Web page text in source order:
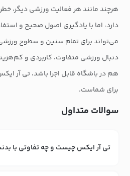
هرچند مانند هر فعالیت ورزشی دیگر،
دارد، اما با یادگیری اصول صحیح و
می‌تواند برای تمام سنین و سطوح
دنبال ورزشی متفاوت، کاربردی و
هم در باشگاه قابل اجرا باشد، تی آر
برای شماست.
سوالات متداول
تی آر ایکس چیست و چه تفاوتی با